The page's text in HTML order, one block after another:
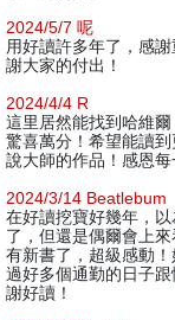
2024/5/7 呢
用好讀許多年了，感
謝大家的付出！
2024/4/4 R
這里居然能找到哈維爾
驚喜萬分！希望能讀
說大師的作品！感恩每
2024/3/14 Beatlebum
在好讀挖寶好幾年，
了，但還是偶爾會上
有新書了，超級感動
過好多個通勤的日子
謝好讀！